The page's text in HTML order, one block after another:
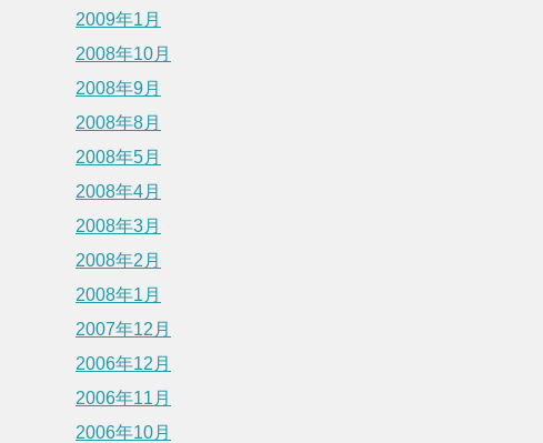
2009年1月
2008年10月
2008年9月
2008年8月
2008年5月
2008年4月
2008年3月
2008年2月
2008年1月
2007年12月
2006年12月
2006年11月
2006年10月